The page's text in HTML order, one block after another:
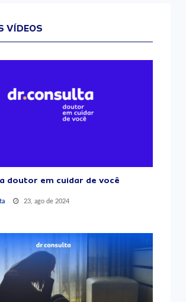
VÍDEOS
doutor em cuidar de você
23, ago de 2024